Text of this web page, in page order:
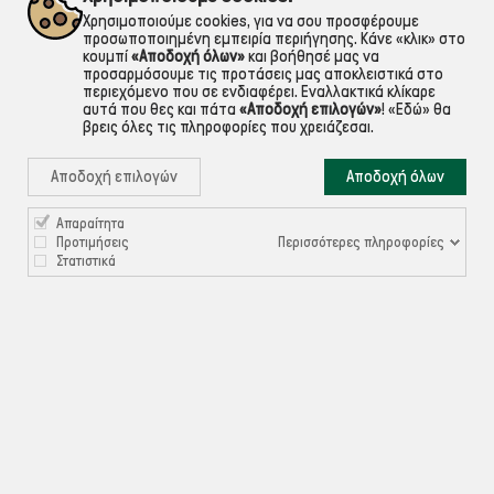
ΠΛΗΡΟΦΟΡΙΕΣ 
ΧΡΉΣΙΜΑ 
Χρησιμοποιούμε cookies, για να σου προσφέρουμε
προσωποποιημένη εμπειρία περιήγησης. Κάνε «κλικ» στο
κουμπί«Αποδοχή όλων»και βοήθησέ μας να
προσαρμόσουμε τις προτάσεις μας αποκλειστικά στο
περιεχόμενο που σε ενδιαφέρει. Εναλλακτικά κλίκαρε
αυτά που θες και πάτα «Αποδοχή επιλογών»! «Εδώ» θα
βρεις όλες τις πληροφορίες που χρειάζεσαι.
Αποδοχή επιλογών Αποδοχή όλων
Απαραίτητα
Προτιμήσεις
Στατιστικά
Περισσότερες πληροφορίες